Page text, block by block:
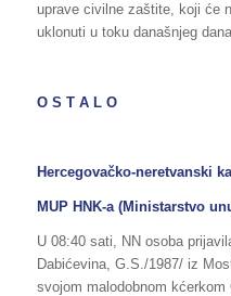
uprave civilne zaštite, koji će
uklonuti u toku današnjeg
O S T A L O
Hercegovačko-neretvanski
MUP HNK-a (Ministarstvo
U 08:40 sati, NN osoba
Dabićevina, G.S./1987/ iz
svojom malodobnom kćerkom